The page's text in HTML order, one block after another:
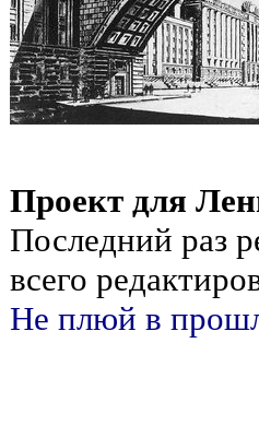
Проект для
Последний раз
всего
Не плюй в